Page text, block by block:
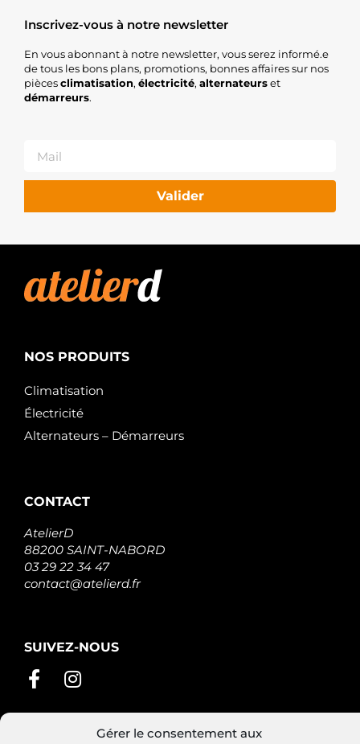
Gérer le consentement aux
Inscrivez-vous à notre newsletter
En vous abonnant à notre newsletter, vous serez informé.e
de tous les bons plans, promotions, bonnes affaires sur nos
piècesclimatisation, électricité, alternateurset
démarreurs.
Valider
NOS PRODUITS
Climatisation
Électricité
Alternateurs – Démarreurs
CONTACT
AtelierD
88200 SAINT-NABORD
03 29 22 34 47
contact@atelierd.fr
SUIVEZ-NOUS